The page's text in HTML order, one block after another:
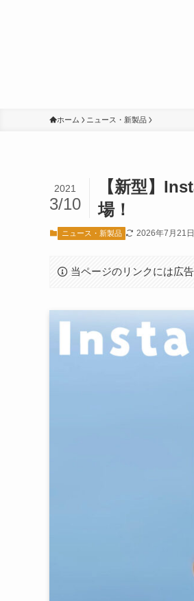
ホーム ニュース・新製品
【新型】
場！
2021
3/10
ニュース・新製品 2026年7月21日
当ページのリンクには広